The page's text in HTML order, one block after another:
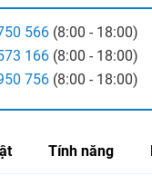
566 (8:00 - 18:00)
166 (8:00 - 18:00)
756 (8:00 - 18:00)
Tính năng